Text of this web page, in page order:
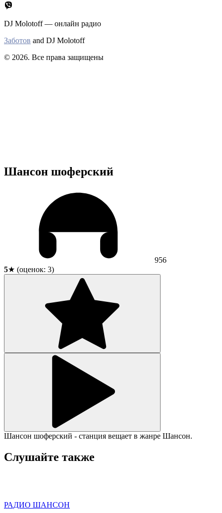
DJ Molotoff — онлайн радио
Заботов and DJ Molotoff
© 2026. Все права защищены
Шансон шоферский
956
5★ (оценок: 3)
Шансон шоферский - станция вещает в жанре Шансон.
Слушайте также
РАДИО ШАНСОН